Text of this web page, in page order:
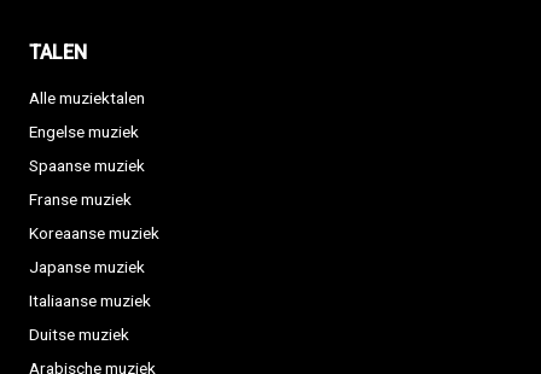
TALEN
Alle muziektalen
Engelse muziek
Spaanse muziek
Franse muziek
Koreaanse muziek
Japanse muziek
Italiaanse muziek
Duitse muziek
Arabische muziek